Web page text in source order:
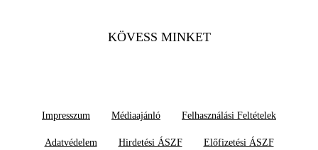
KÖVESS MINKET
Impresszum Médiaajánló Felhasználási Feltételek
Adatvédelem Hirdetési ÁSZF Előfizetési ÁSZF